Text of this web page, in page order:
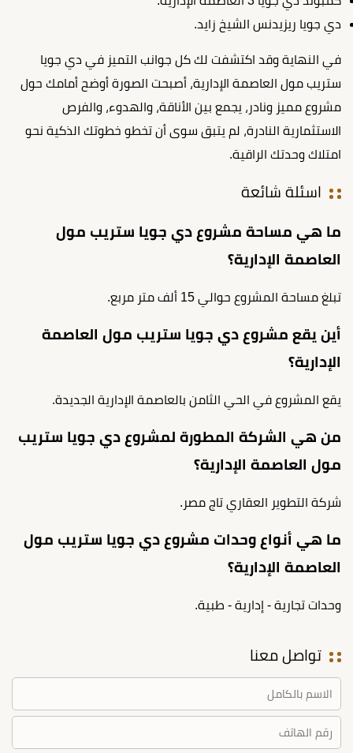
دي جويا ريزيدنس الشيخ زايد.
في النهاية وقد اكتشفت لك كل جوانب التميز في دي جويا
ستريب مول العاصمة الإدارية، أصبحت الصورة أوضح أمامك حول
مشروع مميز ونادر، يجمع بين الأناقة، والهدوء، والفرص
الاستثمارية النادرة، لم يتبق سوى أن تخطو خطوتك الذكية نحو
امتلاك وحدتك الراقية.
اسئلة شائعة
ما هي مساحة مشروع دي جويا ستريب مول
العاصمة الإدارية؟
تبلغ مساحة المشروع حوالي 15 ألف متر مربع.
أين يقع مشروع دي جويا ستريب مول العاصمة
الإدارية؟
يقع المشروع في الحي الثامن بالعاصمة الإدارية الجديدة.
من هي الشركة المطورة لمشروع دي جويا ستريب
مول العاصمة الإدارية؟
شركة التطوير العقاري تاج مصر.
ما هي أنواع وحدات مشروع دي جويا ستريب مول
العاصمة الإدارية؟
وحدات تجارية - إدارية - طبية.
تواصل معنا